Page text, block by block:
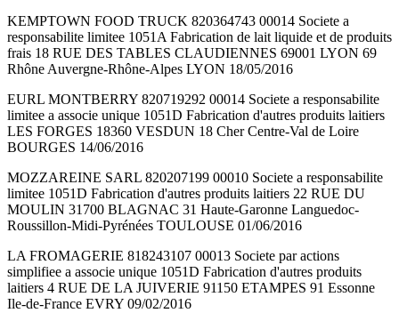
KEMPTOWN FOOD TRUCK 820364743 00014 Societe a
responsabilite limitee 1051A Fabrication de lait liquide et de produits
frais 18 RUE DES TABLES CLAUDIENNES 69001 LYON 69
Rhône Auvergne-Rhône-Alpes LYON 18/05/2016
EURL MONTBERRY 820719292 00014 Societe a responsabilite
limitee a associe unique 1051D Fabrication d'autres produits laitiers
LES FORGES 18360 VESDUN 18 Cher Centre-Val de Loire
BOURGES 14/06/2016
MOZZAREINE SARL 820207199 00010 Societe a responsabilite
limitee 1051D Fabrication d'autres produits laitiers 22 RUE DU
MOULIN 31700 BLAGNAC 31 Haute-Garonne Languedoc-
Roussillon-Midi-Pyrénées TOULOUSE 01/06/2016
LA FROMAGERIE 818243107 00013 Societe par actions
simplifiee a associe unique 1051D Fabrication d'autres produits
laitiers 4 RUE DE LA JUIVERIE 91150 ETAMPES 91 Essonne
Ile-de-France EVRY 09/02/2016